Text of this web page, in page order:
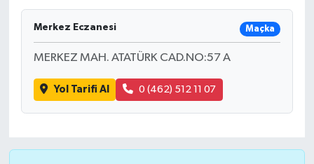
Merkez Eczanesi Maçka
MERKEZ MAH. ATATÜRK CAD.NO:57 A
Yol Tarifi Al 0 (462) 512 11 07